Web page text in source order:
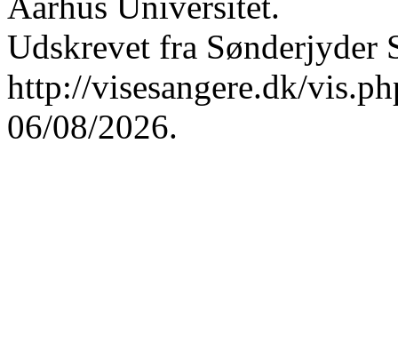
Udskrevet fra Sønderjyder
http://visesangere.dk/
06/08/2026.